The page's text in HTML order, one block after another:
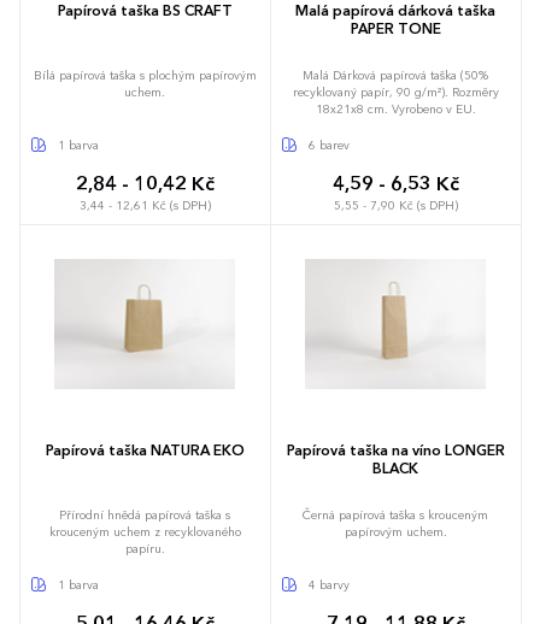
Papírová taška BS CRAFT
Bílá papírová taška s plochým papírovým
uchem.
1 barva
2,84 - 10,42 Kč
3,44 - 12,61 Kč (s DPH)
Malá papírová dárková taška
PAPER TONE
Malá Dárková papírová taška (50%
recyklovaný papír, 90 g/m²). Rozměry
18x21x8 cm. Vyrobeno v EU.
6 barev
4,59 - 6,53 Kč
5,55 - 7,90 Kč (s DPH)
Papírová taška NATURA EKO
Přírodní hnědá papírová taška s
krouceným uchem z recyklovaného
papíru.
1 barva
Papírová taška na víno LONGER
BLACK
Černá papírová taška s krouceným
papírovým uchem.
4 barvy